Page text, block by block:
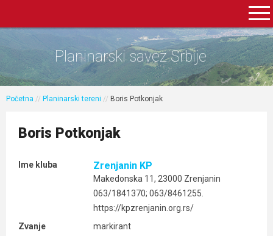
Planinarski savez Srbije
Početna // Planinarski tereni // Boris Potkonjak
Boris Potkonjak
Ime kluba Zrenjanin KP
Makedonska 11, 23000 Zrenjanin
063/1841370; 063/8461255.
https://kpzrenjanin.org.rs/
Zvanje
markirant